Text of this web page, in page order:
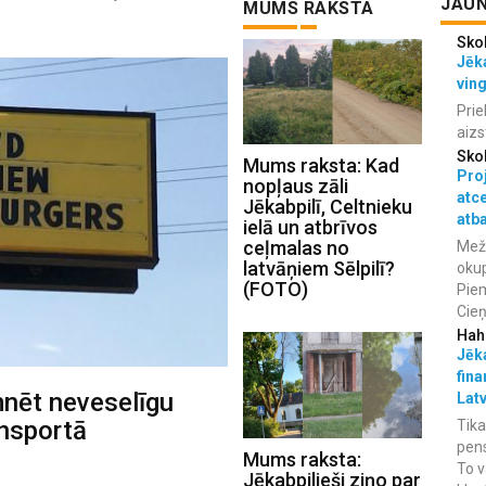
neveselīgu
MUMS RAKSTA
Mums raksta: Kad
nopļaus zāli
Jēkabpilī, Celtnieku
ielā un atbrīvos
ceļmalas no
latvāņiem Sēlpilī?
(FOTO)
Mums raksta:
Jēkabpilieši ziņo par
To